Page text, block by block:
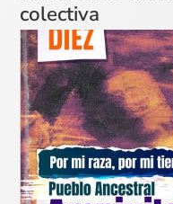
colectiva